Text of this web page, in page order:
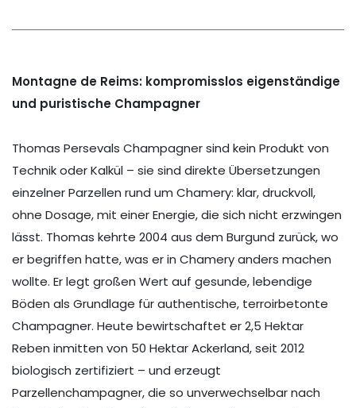
Montagne de Reims: kompromisslos eigenständige
und puristische Champagner
Thomas Persevals Champagner sind kein Produkt von
Technik oder Kalkül – sie sind direkte Übersetzungen
einzelner Parzellen rund um Chamery: klar, druckvoll,
ohne Dosage, mit einer Energie, die sich nicht erzwingen
lässt. Thomas kehrte 2004 aus dem Burgund zurück, wo
er begriffen hatte, was er in Chamery anders machen
wollte. Er legt großen Wert auf gesunde, lebendige
Böden als Grundlage für authentische, terroirbetonte
Champagner. Heute bewirtschaftet er 2,5 Hektar
Reben inmitten von 50 Hektar Ackerland, seit 2012
biologisch zertifiziert – und erzeugt
Parzellenchampagner, die so unverwechselbar nach